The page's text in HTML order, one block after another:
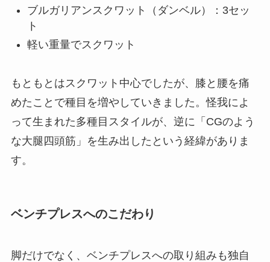
ブルガリアンスクワット（ダンベル）：3セッ
ト
軽い重量でスクワット
もともとはスクワット中心でしたが、膝と腰を痛
めたことで種目を増やしていきました。怪我によ
って生まれた多種目スタイルが、逆に「CGのよう
な大腿四頭筋」を生み出したという経緯がありま
す。
ベンチプレスへのこだわり
脚だけでなく、ベンチプレスへの取り組みも独自